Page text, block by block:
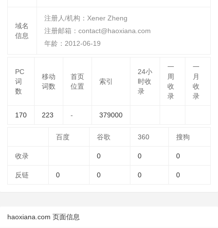
域名
信息
注册人/机构：Xener Zheng
注册邮箱：contact@haoxiana.com
年龄：2012-06-19
PC
词
数
移动
词数
首页
位置
索引
24小
时收
录
一
周
收
录
一
月
收
录
170 223 - 379000
百度 谷歌 360 搜狗
收录 0 0 0
反链 0 0 0 0
haoxiana.com 页面信息